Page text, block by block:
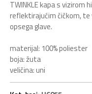
TWINKLE kapa s vizirom
reflektirajućim čičkom, te
opsega glave.
materijal: 100% poliester
boja: žuta
veličina: uni